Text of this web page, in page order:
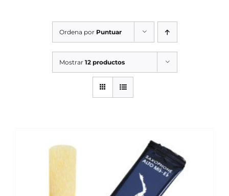
SERVICIOS TALLER
OCASIÓN
Ordena por Puntuar
Mostrar 12 productos